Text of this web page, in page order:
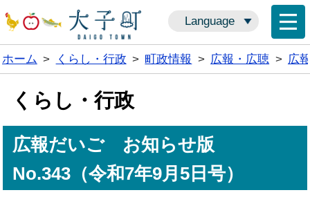
Language
ホーム > くらし・行政 > 町政情報 > 広報・広聴 > 広
くらし・行政
広報だいご お知らせ版
No.343（令和7年9月5日号）